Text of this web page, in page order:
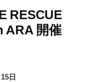
RESCUE
ARA 開催
日